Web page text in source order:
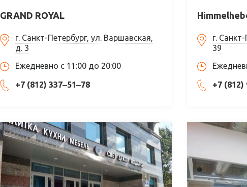
GRAND ROYAL
г. Санкт-Петербург, ул. Варшавская,
д. 3
Ежедневно с 11:00 до 20:00
+7 (812) 337‒51‒78
г.
39
+7 (812)